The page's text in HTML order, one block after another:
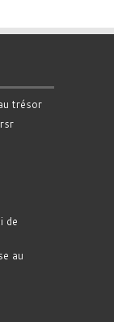
trésor
de
au